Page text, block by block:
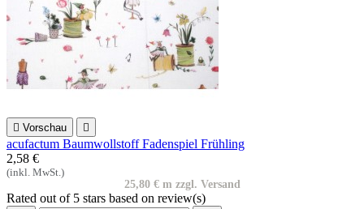
 Vorschau 
acufactum Baumwollstoff Fadenspiel Frühling
2,58 €
(inkl. MwSt.)
25,80 € m zzgl. Versand
Rated out of 5 stars based on review(s)